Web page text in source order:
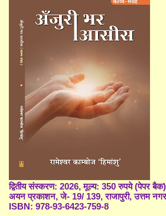
द्वितीय संस्करण: 2026, मूल्य: 350 रुपये (पेपर
अयन प्रकाशन, जे- 19/ 139, राजापुरी, उत्तम
ISBN: 978-93-6423-759-8